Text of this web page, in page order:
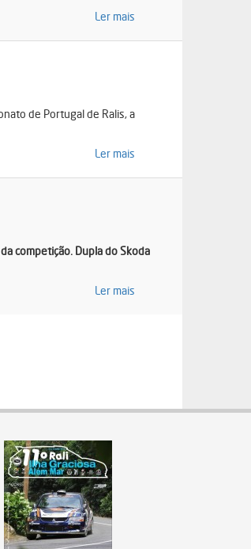
Ler mais
de Portugal de Ralis, a
Ler mais
competição. Dupla do Skoda
Ler mais